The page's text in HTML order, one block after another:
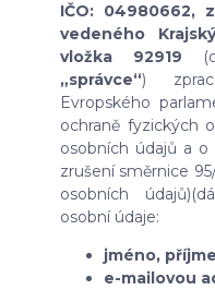
IČO: 04980662,
vedeného
vložka 92919
„správce“)
Evropského
ochraně fyzických
osobních údajů a
zrušení směrnice
osobních
osobní údaje:
jméno,
e-mailovou